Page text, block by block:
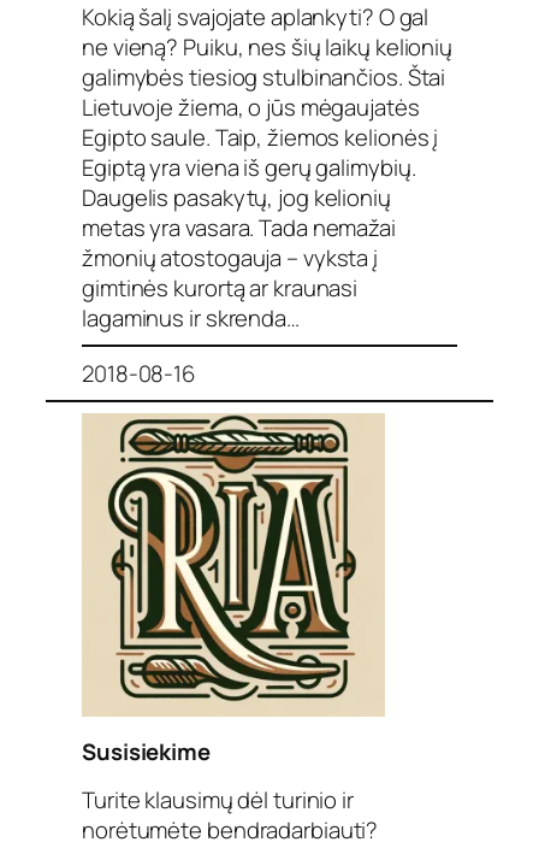
Kokią šalį svajojate aplankyti? O gal
ne vieną? Puiku, nes šių laikų kelionių
galimybės tiesiog stulbinančios. Štai
Lietuvoje žiema, o jūs mėgaujatės
Egipto saule. Taip, žiemos kelionės į
Egiptą yra viena iš gerų galimybių.
Daugelis pasakytų, jog kelionių
metas yra vasara. Tada nemažai
žmonių atostogauja – vyksta į
gimtinės kurortą ar kraunasi
lagaminus ir skrenda…
2018-08-16
Susisiekime
Turite klausimų dėl turinio ir
norėtumėte bendradarbiauti?